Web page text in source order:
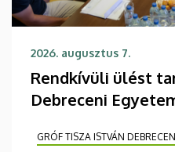
2026. augusztus 7.
Rendkívüli ülést
Debreceni
GRÓF TISZA ISTVÁN